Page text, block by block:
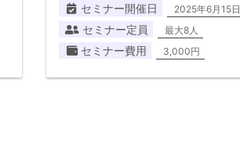
セミナー開催日 2025年6月15日
セミナー定員 最大8人
セミナー費用 3,000円